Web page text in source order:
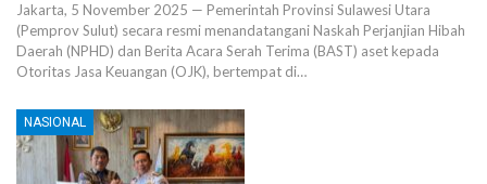
Jakarta, 5 November 2025 — Pemerintah Provinsi Sulawesi Utara
(Pemprov Sulut) secara resmi menandatangani Naskah Perjanjian Hibah
Daerah (NPHD) dan Berita Acara Serah Terima (BAST) aset kepada
Otoritas Jasa Keuangan (OJK), bertempat di…
NASIONAL